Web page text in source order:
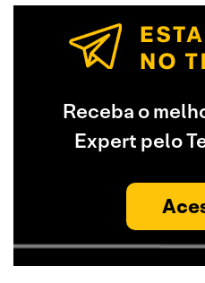
Receba o
Expert pelo